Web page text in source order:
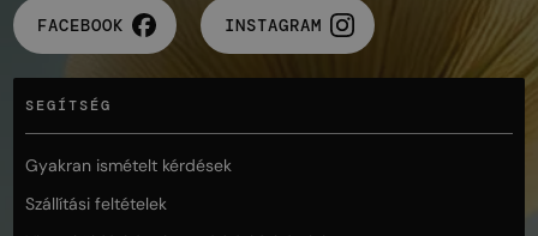
FACEBOOK INSTAGRAM
SEGÍTSÉG
Gyakran ismételt kérdések
Szállítási feltételek